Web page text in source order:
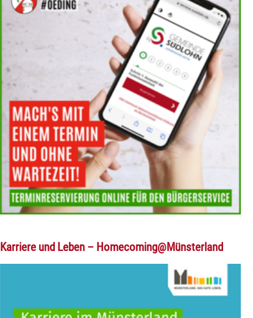
Karriere und Leben – Homecoming@Münsterland